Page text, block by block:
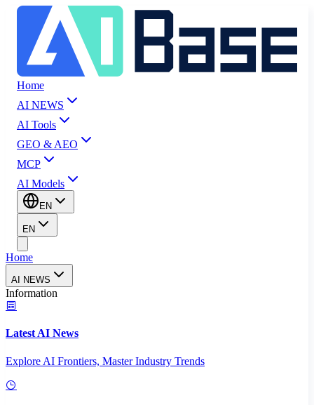
Home
AI NEWS
AI Tools
GEO & AEO
MCP
AI Models
EN
EN
Home
AI NEWS
Information
Latest AI News
Explore AI Frontiers, Master Industry Trends